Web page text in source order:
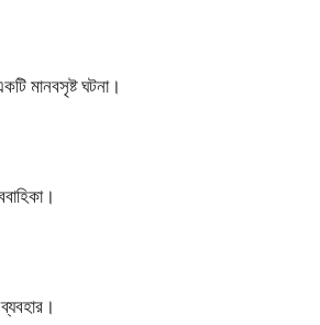
মানবসৃষ্ট ঘটনা।